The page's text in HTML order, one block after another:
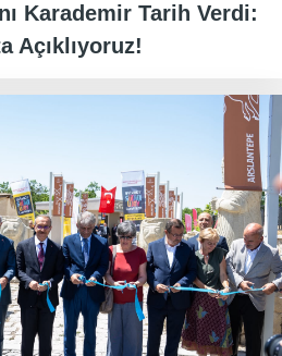
Karademir Tarih Verdi:
Açıklıyoruz!